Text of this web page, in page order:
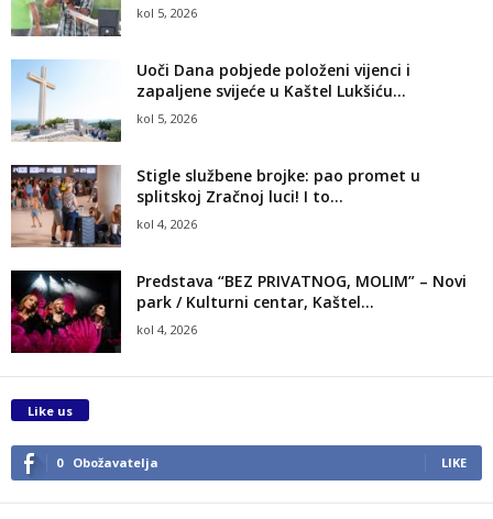
kol 5, 2026
Uoči Dana pobjede položeni vijenci i
zapaljene svijeće u Kaštel Lukšiću...
kol 5, 2026
Stigle službene brojke: pao promet u
splitskoj Zračnoj luci! I to...
kol 4, 2026
Predstava “BEZ PRIVATNOG, MOLIM” – Novi
park / Kulturni centar, Kaštel...
kol 4, 2026
Like us
0 Obožavatelja LIKE